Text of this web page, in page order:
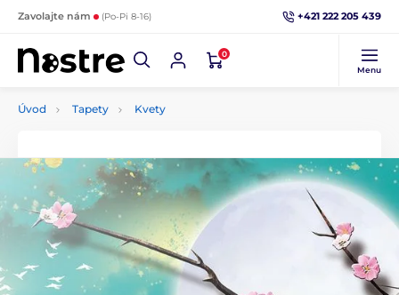
Zavolajte nám (Po-Pi 8-16) +421 222 205 439
0
Menu
Úvod Tapety Kvety